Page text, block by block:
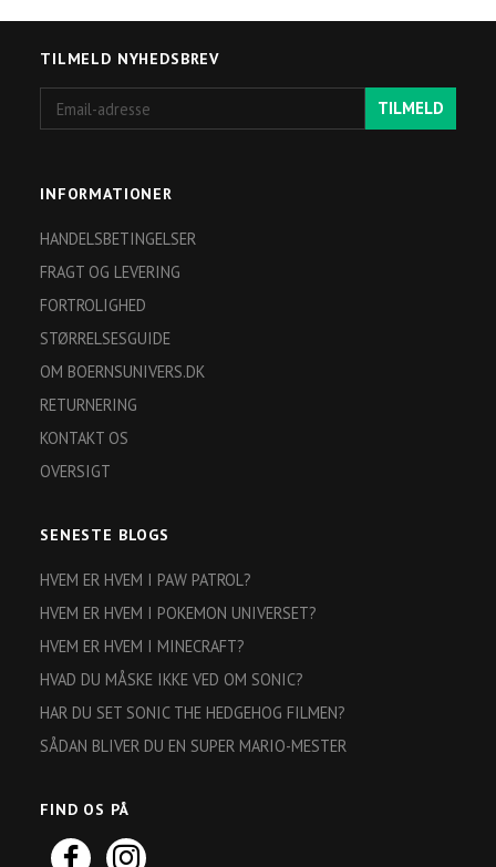
TILMELD NYHEDSBREV
adresse
TILMELD
INFORMATIONER
HANDELSBETINGELSER
FRAGT OG LEVERING
FORTROLIGHED
STØRRELSESGUIDE
OM BOERNSUNIVERS.DK
RETURNERING
KONTAKT OS
OVERSIGT
SENESTE BLOGS
HVEM ER HVEM I PAW PATROL?
HVEM ER HVEM I POKEMON UNIVERSET?
HVEM ER HVEM I MINECRAFT?
HVAD DU MÅSKE IKKE VED OM SONIC?
HAR DU SET SONIC THE HEDGEHOG FILMEN?
SÅDAN BLIVER DU EN SUPER MARIO-MESTER
FIND OS PÅ